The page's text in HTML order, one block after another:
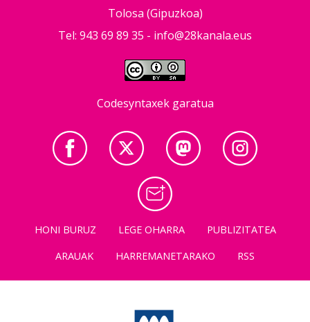
Tolosa (Gipuzkoa)
Tel: 943 69 89 35 - info@28kanala.eus
Codesyntaxek garatua
HONI BURUZ LEGE OHARRA
PUBLIZITATEA
ARAUAK
HARREMANETARAKO RSS